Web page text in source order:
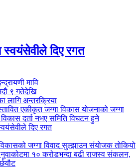
स्वयंसेवीले दिए रगत
मावि
९ गतेदेखि
लागि अन्तरक्रिया
एकीकृत जग्गा विकास योजनाको जग्गा
दर्ता नभए समिति विघटन हुने
दिए रगत
जग्गा विवाद सुल्झाउन संयोजक तोकियो
१० करोडभन्दा बढी राजस्व संकलन,